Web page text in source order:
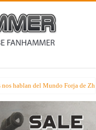
muy esperados que suenan